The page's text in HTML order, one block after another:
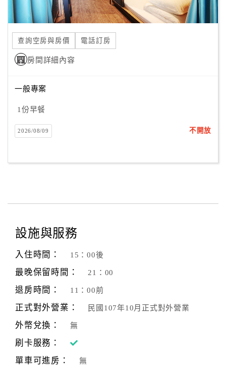
查詢空房與房價 電話訂房
房間詳細內容
一般專案
1份早餐
2026/08/09 不開放
設施與服務
入住時間： 15：00後
最晚保留時間： 21：00
退房時間： 11：00前
正式對外營業： 民國107年10月正式對外營業
外幣兌換： 無
刷卡服務：
單車可進房：
無